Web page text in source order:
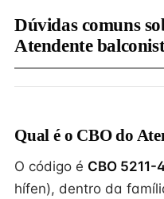
Dúvidas comuns
Atendente
Qual é o CBO do
O código é CBO 5211-
hífen), dentro da